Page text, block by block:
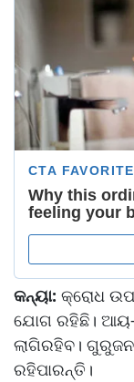
କନ୍ୟା: କ୍ରୋଧ
ଯୋଗ ରହିଛି। ଆୟ-
ଲାଗିରହିବ।
ରହିପାରନ୍ତି।